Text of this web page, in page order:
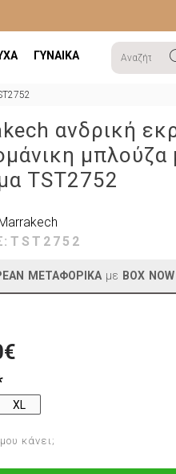
ΓΥΝΑΙΚΑ
ανδρική
μπλούζα
TST2752
ΜΕΤΑΦΟΡΙΚΑ με BOX NOW
TST2752
XL
κάνει;